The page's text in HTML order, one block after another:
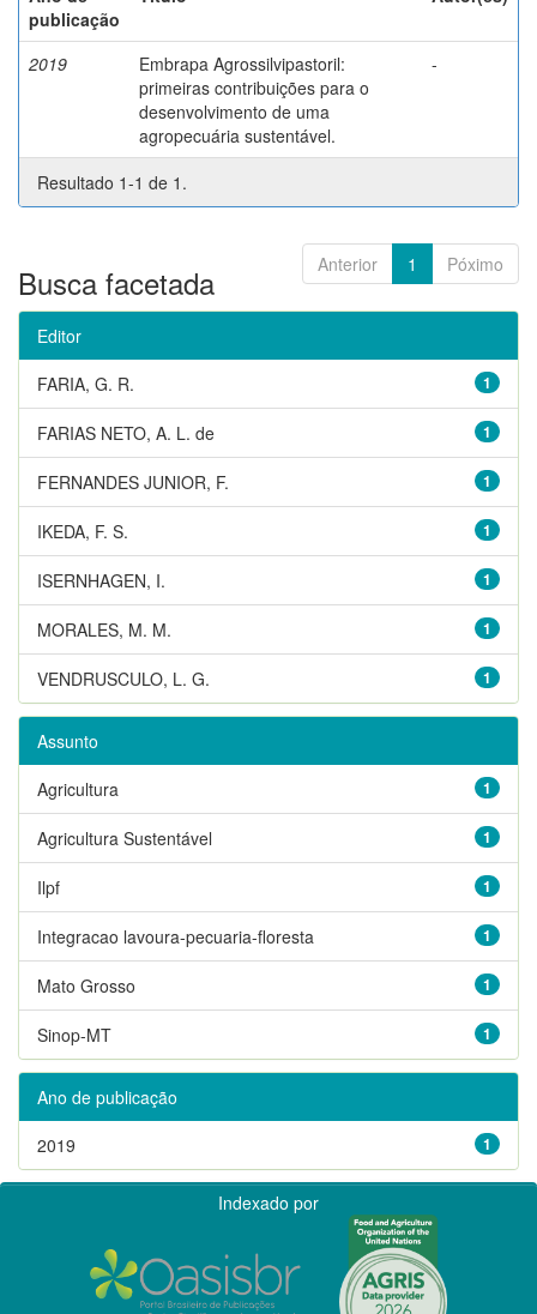
publicação
2019
Embrapa Agrossilvipastoril:
primeiras contribuições para o
desenvolvimento de uma
agropecuária sustentável.
-
Resultado 1-1 de 1.
Anterior 1 Póximo
Busca facetada
Editor
1
FARIA, G. R.
1
FARIAS NETO, A. L. de
1
FERNANDES JUNIOR, F.
1
IKEDA, F. S.
1
ISERNHAGEN, I.
1
MORALES, M. M.
1
VENDRUSCULO, L. G.
Assunto
1
Agricultura
1
Agricultura Sustentável
1
Ilpf
1
Integracao lavoura-pecuaria-floresta
1
Mato Grosso
1
Sinop-MT
Ano de publicação
1
2019
Indexado por